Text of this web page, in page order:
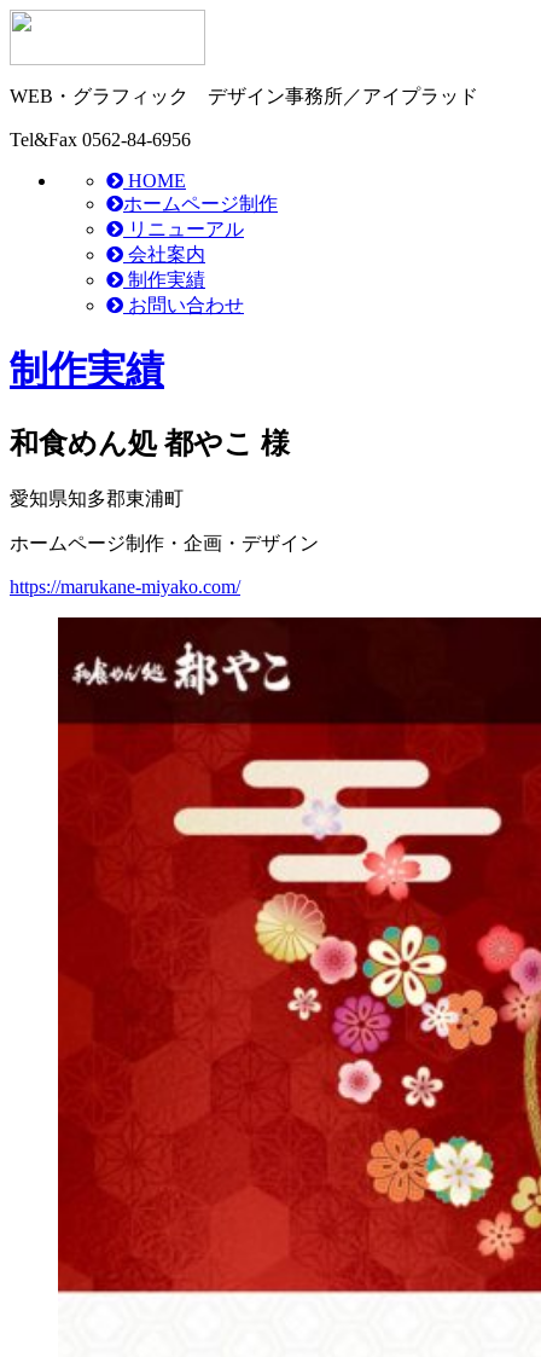
WEB・グラフィック デザイン事務所／アイプラッド
Tel&Fax 0562-84-6956
HOME
ホームページ制作
リニューアル
会社案内
制作実績
お問い合わせ
制作実績
和食めん処 都やこ 様
愛知県知多郡東浦町
ホームページ制作・企画・デザイン
https://marukane-miyako.com/